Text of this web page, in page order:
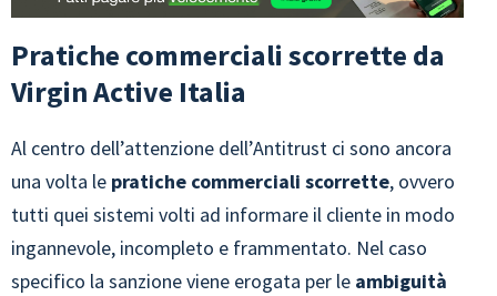
Pratiche commerciali scorrette da
Virgin Active Italia
Al centro dell’attenzione dell’Antitrust ci sono ancora
una volta le pratiche commerciali scorrette, ovvero
tutti quei sistemi volti ad informare il cliente in modo
ingannevole, incompleto e frammentato. Nel caso
specifico la sanzione viene erogata per le ambiguità